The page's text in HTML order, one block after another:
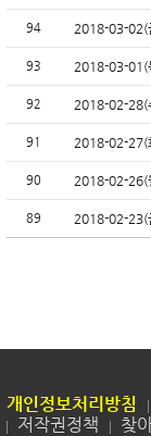
94 2018-03-02(
93 2018-03-01(
92 2018-02-28(
91 2018-02-27(
90 2018-02-26(
89 2018-02-23(
개인정보처리방침
저작권정책
찾